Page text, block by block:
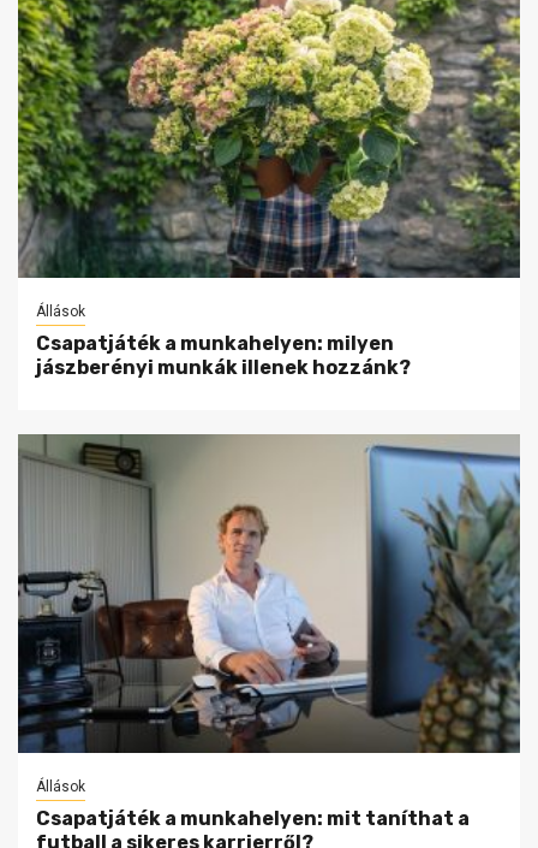
Állások
Csapatjáték a munkahelyen: milyen
jászberényi munkák illenek hozzánk?
Állások
Csapatjáték a munkahelyen: mit taníthat a
futball a sikeres karrierről?